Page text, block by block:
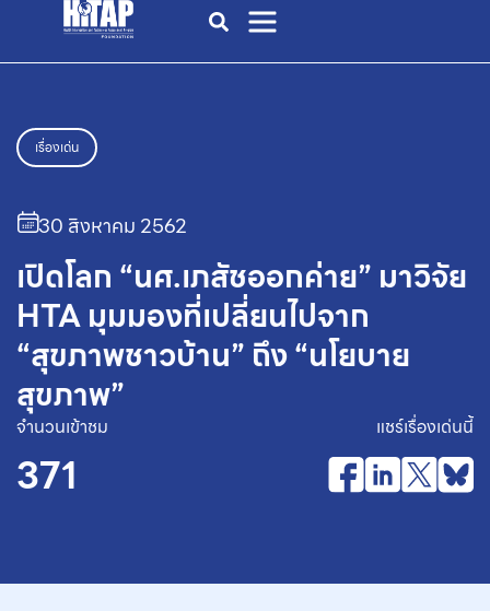
เรื่องเด่น
30 สิงหาคม 2562
เปิดโลก “นศ.เภสัชออกค่าย” มาวิจัย
HTA มุมมองที่เปลี่ยนไปจาก
“สุขภาพชาวบ้าน” ถึง “นโยบาย
สุขภาพ”
จำนวนเข้าชม
371
แชร์เรื่องเด่นนี้